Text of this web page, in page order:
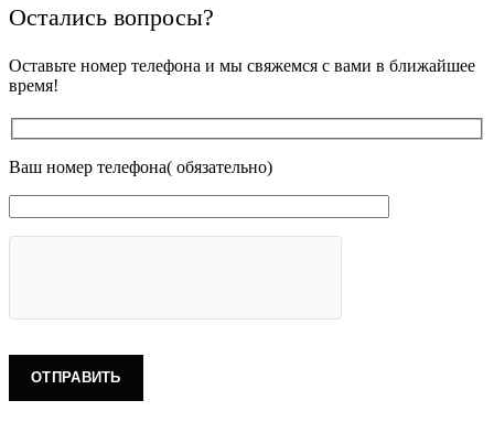
Остались вопросы?
Оставьте номер телефона и мы свяжемся с вами в ближайшее
время!
Ваш номер телефона( обязательно)